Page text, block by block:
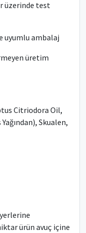
üzerinde test
uyumlu ambalaj
üretim
Citriodora Oil,
Skualen,
ürün avuç içine